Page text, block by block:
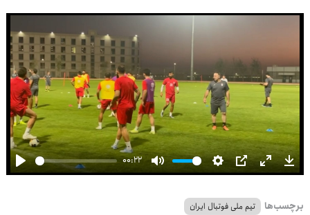
Play
00:22
Mute Settings
PIP Enter
برچسب‌ها تیم ملی فوتبال ایران